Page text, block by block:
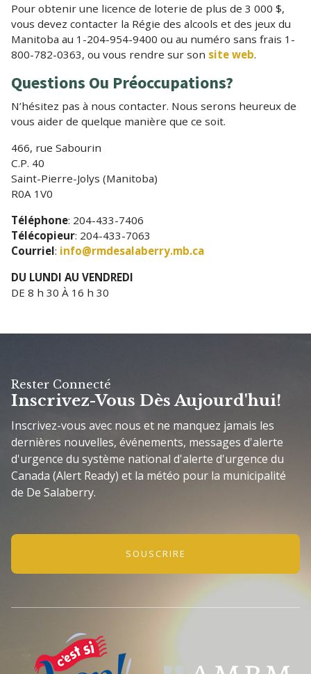
Pour obtenir une licence de loterie de plus de 3 000 $,
vous devez contacter la Régie des alcools et des jeux du
Manitoba au 1-204-954-9400 ou au numéro sans frais 1-
800-782-0363, ou vous rendre sur son site web.
Questions Ou Préoccupations?
N’hésitez pas à nous contacter. Nous serons heureux de
vous aider de quelque manière que ce soit.
466, rue Sabourin
C.P. 40
Saint-Pierre-Jolys (Manitoba)
R0A 1V0
Téléphone: 204-433-7406
Télécopieur: 204-433-7063
Courriel: info@rmdesalaberry.mb.ca
DU LUNDI AU VENDREDI
DE 8 h 30 À 16 h 30
Rester Connecté
Inscrivez-Vous Dès Aujourd'hui!
Inscrivez-vous avec nous et ne manquez jamais les
dernières nouvelles, événements, messages d'alerte
d'urgence du système national d'alerte d'urgence du
Canada (Alert Ready) et la météo pour la municipalité
de De Salaberry.
SOUSCRIRE